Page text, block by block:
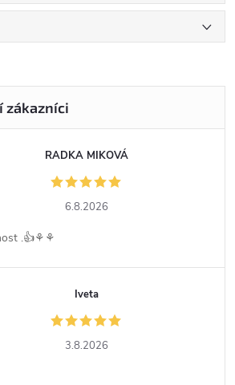
RADKA MIKOVÁ
6.8.2026
.👍⚘️⚘️
Iveta
3.8.2026